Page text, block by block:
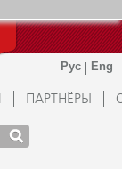
ПАРТНЁРЫ